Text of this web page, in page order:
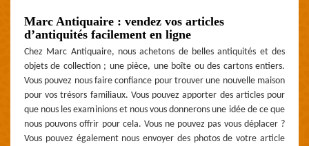
Marc Antiquaire : vendez vos articles
d’antiquités facilement en ligne
Chez Marc Antiquaire, nous achetons de belles antiquités et des
objets de collection ; une pièce, une boîte ou des cartons entiers.
Vous pouvez nous faire confiance pour trouver une nouvelle maison
pour vos trésors familiaux. Vous pouvez apporter des articles pour
que nous les examinions et nous vous donnerons une idée de ce que
nous pouvons offrir pour cela. Vous ne pouvez pas vous déplacer ?
Vous pouvez également nous envoyer des photos de votre article